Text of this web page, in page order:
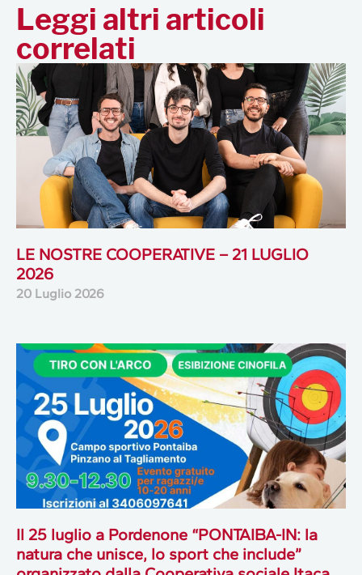
Leggi altri articoli
correlati
LE NOSTRE COOPERATIVE – 21 LUGLIO
2026
20 Luglio 2026
Il 25 luglio a Pordenone “PONTAIBA-IN: la
natura che unisce, lo sport che include”